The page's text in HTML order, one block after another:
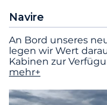
Navire
An Bord unseres
legen wir Wert
Kabinen zur
mehr+